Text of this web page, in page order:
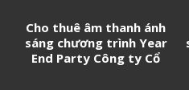
Cho thuê âm thanh ánh
sáng chương trình Year
End Party Công ty Cổ